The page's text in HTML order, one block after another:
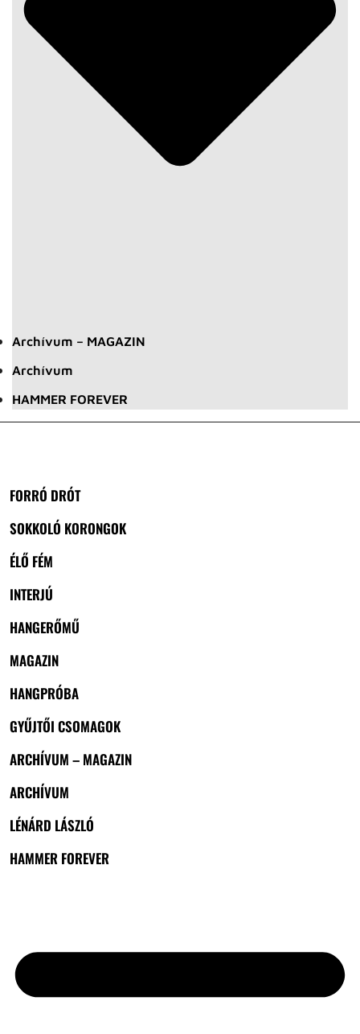
Archívum – MAGAZIN
Archívum
HAMMER FOREVER
FORRÓ DRÓT
SOKKOLÓ KORONGOK
ÉLŐ FÉM
INTERJÚ
HANGERŐMŰ
MAGAZIN
HANGPRÓBA
GYŰJTŐI CSOMAGOK
ARCHÍVUM – MAGAZIN
ARCHÍVUM
LÉNÁRD LÁSZLÓ
HAMMER FOREVER